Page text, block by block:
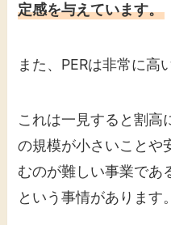
定感を与えています。
また、PERは非常に高
これは一見すると割高
の規模が小さいことや
むのが難しい事業であ
という事情があります。